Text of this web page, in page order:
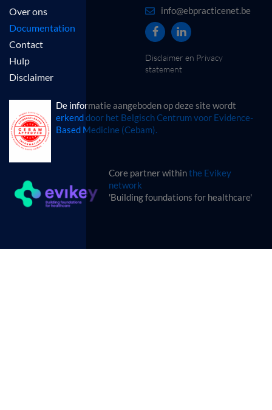
Over ons
Documentation
Contact
Hulp
Disclaimer
info@ebpracticenet.be
Disclaimer en Privacy
statement
De informatie aangeboden op deze site wordt
erkend door het Belgisch Centrum voor Evidence-
Based Medicine (Cebam).
Core partner withinthe Evikey
network
'Building foundations for healthcare'